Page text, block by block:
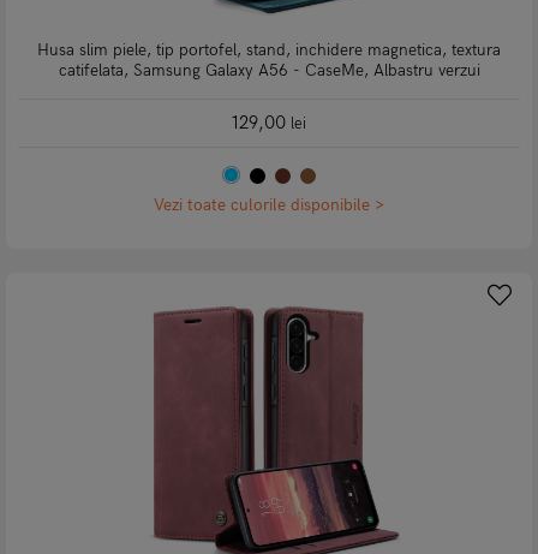
Husa slim piele, tip portofel, stand, inchidere magnetica, textura
catifelata, Samsung Galaxy A56 - CaseMe, Albastru verzui
129,00 lei
Vezi toate culorile disponibile >